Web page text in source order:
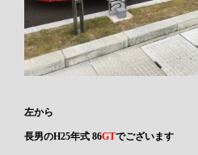
左から
長男のH25年式 86GTでございます